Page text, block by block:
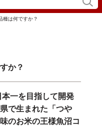
種は何ですか？
か？
一を目指して開発
で生まれた「つや
のお米の王様魚沼コ